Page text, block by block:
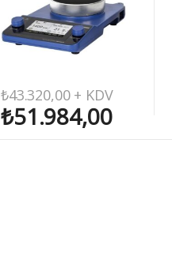
₺43.320,00+ KDV
₺51.984,00